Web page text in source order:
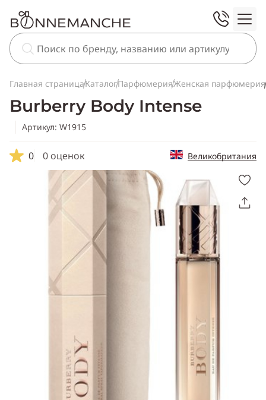
Главная страницаКаталогПарфюмерияЖенская парфюмерия
Burberry Body Intense
Артикул: W1915
0 0 оценок Великобритания
Скопировать
ссылку
Viber
ВКонтакте
Одноклассники